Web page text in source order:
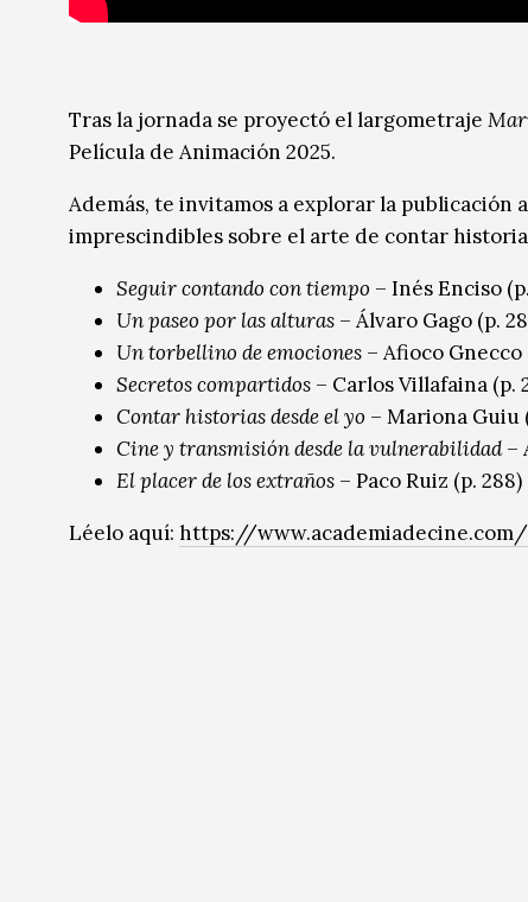
Tras la jornada se proyectó el largometraje
Película de Animación 2025.
Además, te invitamos a explorar la
imprescindibles sobre el arte de contar
Seguir contando con tiempo – Inés Enciso
Un paseo por las alturas – Álvaro Gago (p.
Un torbellino de emociones – Afioco Gnecco
Secretos compartidos – Carlos Villafaina (p.
Contar historias desde el yo – Mariona Guiu
Cine y transmisión desde la vulnerabilidad–
El placer de los extraños – Paco Ruiz (p. 288)
Léelo aquí: https://